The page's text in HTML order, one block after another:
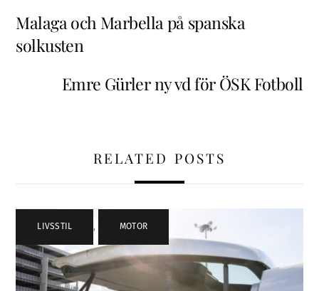
Malaga och Marbella på spanska
solkusten
Emre Gürler ny vd för ÖSK Fotboll
RELATED POSTS
LIVSSTIL , MOTOR